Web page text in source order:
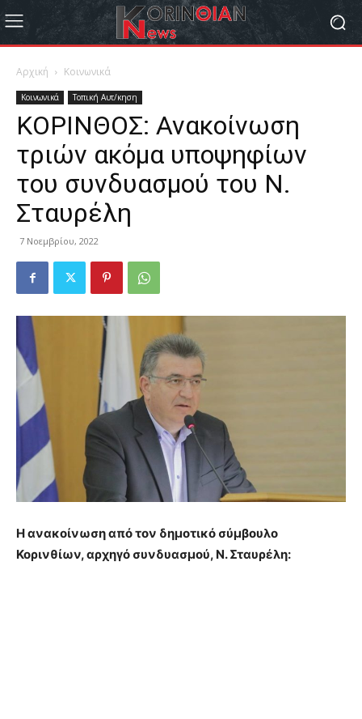
Αρχική Κοινωνικά
Κοινωνικά Τοπική Αυτ/κηση
ΚΟΡΙΝΘΟΣ: Ανακοίνωση
τριών ακόμα υποψηφίων
του συνδυασμού του Ν.
Σταυρέλη
7 Νοεμβρίου, 2022
Η ανακοίνωση από τον δημοτικό σύμβουλο
Κορινθίων, αρχηγό συνδυασμού, Ν. Σταυρέλη: